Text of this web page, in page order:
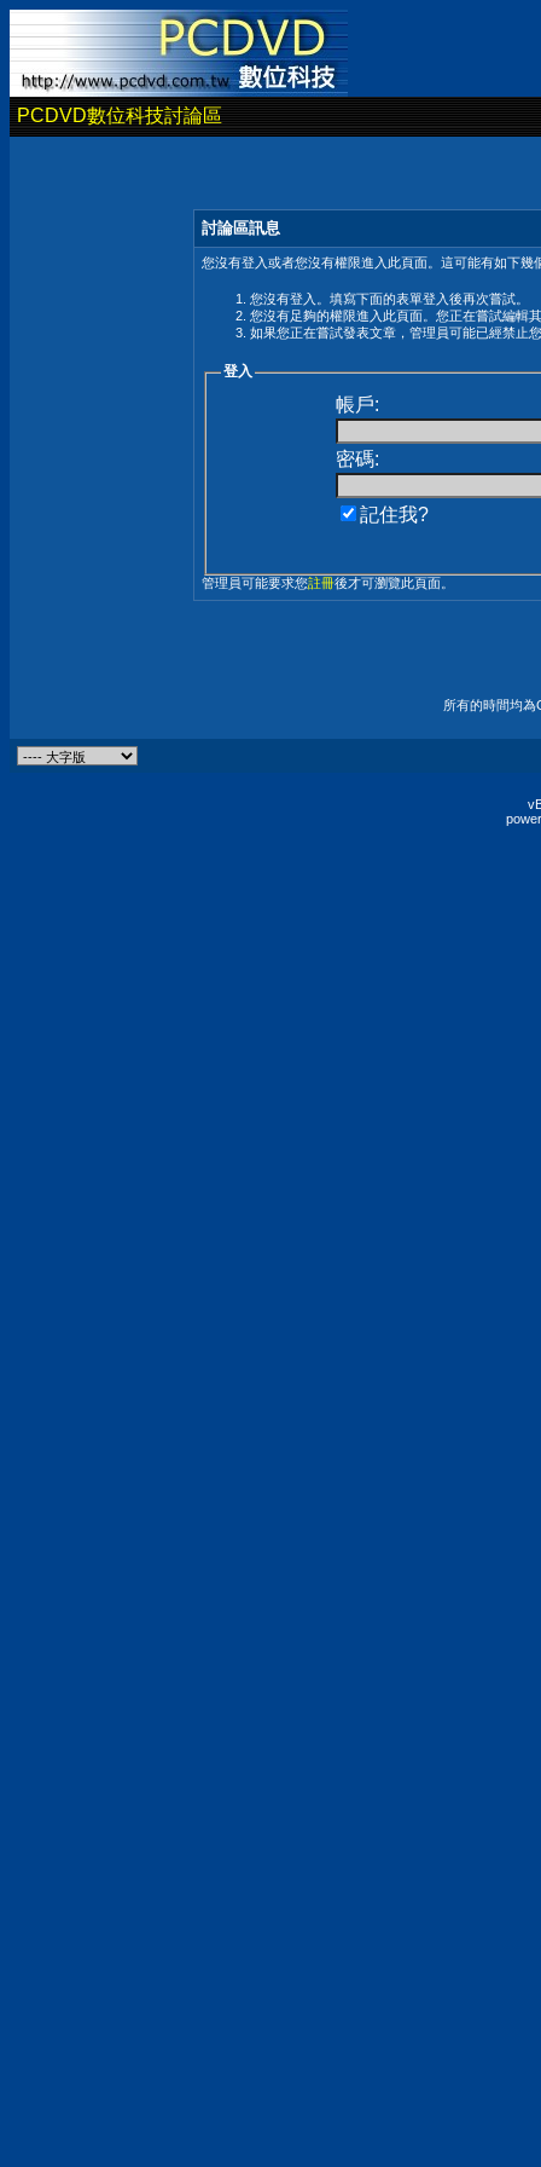
PCDVD數位科技討論區
討論區訊息
您沒有登入或者您沒有權限進入此頁面。這可能有如下幾
您沒有登入。填寫下面的表單登入後再次嘗試。
您沒有足夠的權限進入此頁面。您正在嘗試編輯
如果您正在嘗試發表文章，管理員可能已經禁止
登入
帳戶:
密碼:
記住我?
管理員可能要求您註冊後才可瀏覽此頁面。
所有的時間均為